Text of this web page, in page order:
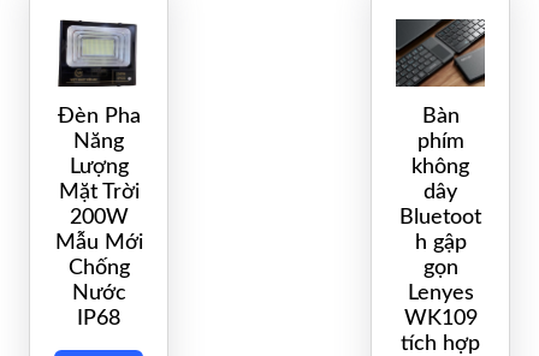
Đèn Pha
Năng
Lượng
Mặt Trời
200W
Mẫu Mới
Chống
Nước
IP68
Bàn
phím
không
dây
Bluetoot
h gập
gọn
Lenyes
WK109
tích hợp